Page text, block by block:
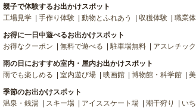
親子で体験するお出かけスポット
工場見学
手作り体験 動物とふれあう 収穫体験 職業
お得に一日中遊べるお出かけスポット
お得なクーポン
無料で遊べる 駐車場無料 アスレチック
雨の日におすすめ室内・屋内お出かけスポット
雨でも楽しめる
室内遊び場 映画館 博物館・科学館
季節のお出かけスポット
温泉・銭湯
スキー場 アイススケート場 潮干狩り い